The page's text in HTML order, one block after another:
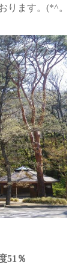
ります。(*^。
％